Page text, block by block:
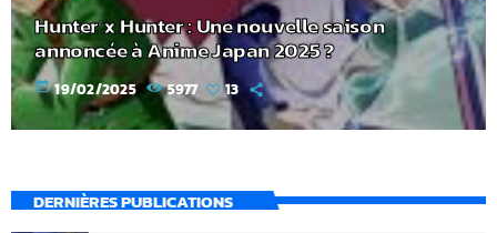
Hunter x Hunter : Une nouvelle saison
annoncée à Anime Japan 2025 ?
today 19/02/2025 5977 13
DERNIÈRES PUBLICATIONS